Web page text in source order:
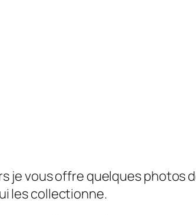
je vous offre quelques photos
les collectionne.